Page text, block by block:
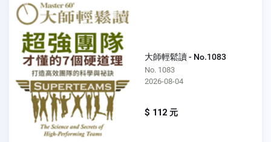
大師輕鬆讀 - No.1083
No. 1083
2026-08-04
$ 112 元